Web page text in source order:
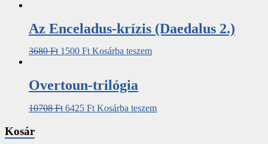
Az Enceladus-krízis (Daedalus 2.)
3680Ft 1500 Ft Kosárba teszem
Overtoun-trilógia
10708Ft 6425 Ft Kosárba teszem
Kosár